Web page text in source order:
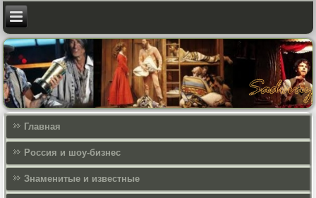
Главная
Россия и шоу-бизнес
Знаменитые и известные